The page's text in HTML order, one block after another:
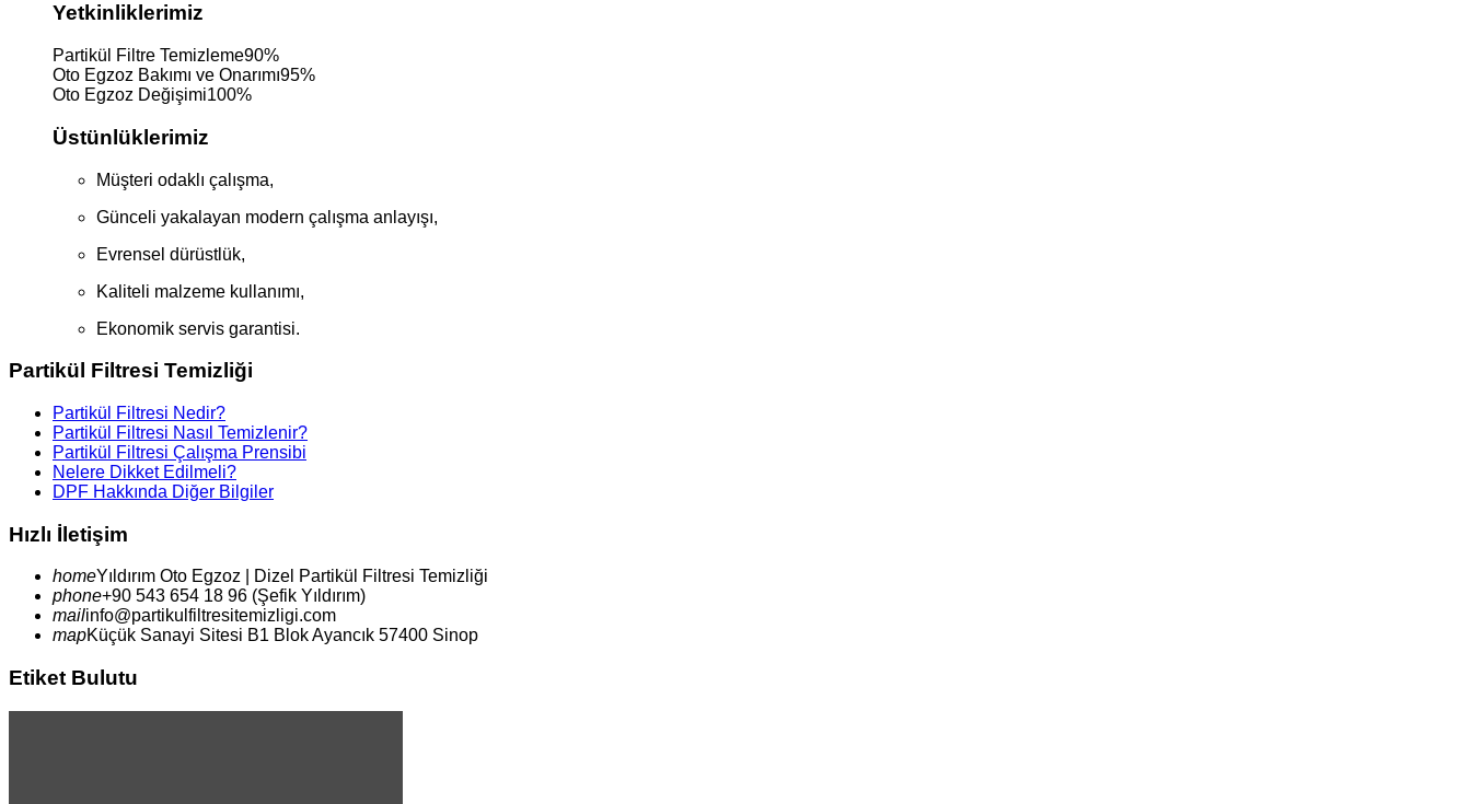
Yetkinliklerimiz
Partikül Filtre Temizleme90%
Oto Egzoz Bakımı ve Onarımı95%
Oto Egzoz Değişimi100%
Üstünlüklerimiz
Müşteri odaklı çalışma,
Günceli yakalayan modern çalışma anlayışı,
Evrensel dürüstlük,
Kaliteli malzeme kullanımı,
Ekonomik servis garantisi.
Partikül Filtresi Temizliği
Partikül Filtresi Nedir?
Partikül Filtresi Nasıl Temizlenir?
Partikül Filtresi Çalışma Prensibi
Nelere Dikket Edilmeli?
DPF Hakkında Diğer Bilgiler
Hızlı İletişim
homeYıldırım Oto Egzoz | Dizel Partikül Filtresi Temizliği
phone+90 543 654 18 96 (Şefik Yıldırım)
mailinfo@partikulfiltresitemizligi.com
mapKüçük Sanayi Sitesi B1 Blok Ayancık 57400 Sinop
Etiket Bulutu